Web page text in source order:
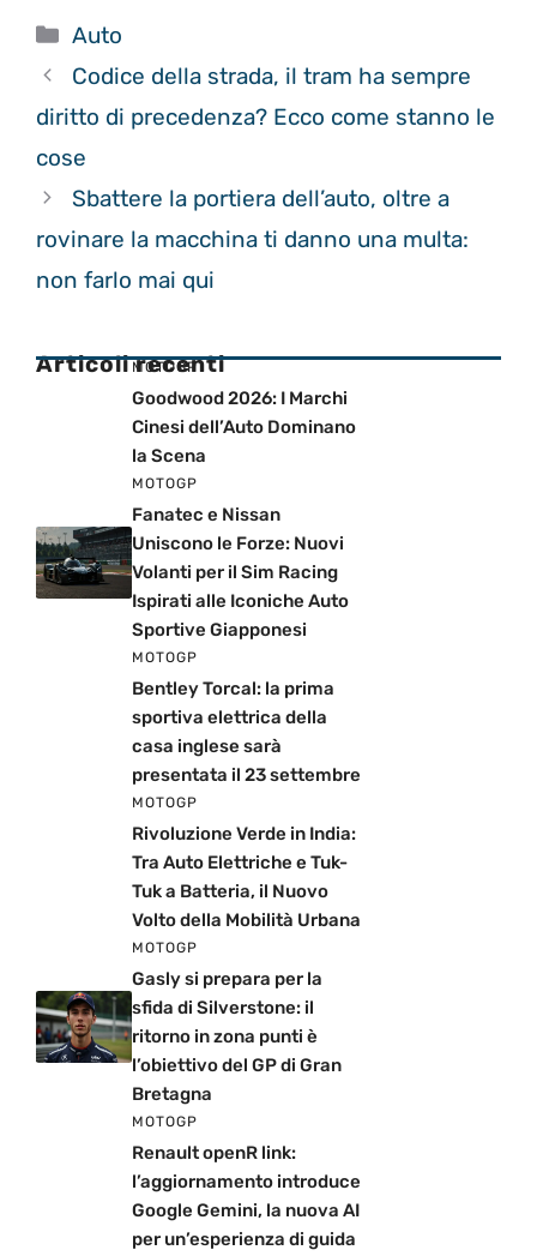
Categorie
Auto
Codice della strada, il tram ha sempre
diritto di precedenza? Ecco come stanno le
cose
Sbattere la portiera dell’auto, oltre a
rovinare la macchina ti danno una multa:
non farlo mai qui
Articoli recenti
MOTOGP
Goodwood 2026: I Marchi
Cinesi dell’Auto Dominano
la Scena
MOTOGP
Fanatec e Nissan
Uniscono le Forze: Nuovi
Volanti per il Sim Racing
Ispirati alle Iconiche Auto
Sportive Giapponesi
MOTOGP
Bentley Torcal: la prima
sportiva elettrica della
casa inglese sarà
presentata il 23 settembre
MOTOGP
Rivoluzione Verde in India:
Tra Auto Elettriche e Tuk-
Tuk a Batteria, il Nuovo
Volto della Mobilità Urbana
MOTOGP
Gasly si prepara per la
sfida di Silverstone: il
ritorno in zona punti è
l’obiettivo del GP di Gran
Bretagna
MOTOGP
Renault openR link:
l’aggiornamento introduce
Google Gemini, la nuova AI
per un’esperienza di guida